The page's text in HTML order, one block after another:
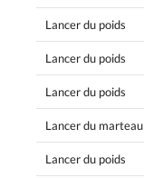
Lancer du poids
Lancer du poids
Lancer du poids
Lancer du marteau
Lancer du poids